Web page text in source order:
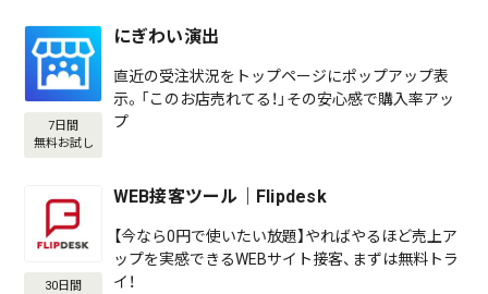
7日間
無料お試し
にぎわい演出
直近の受注状況をトップページにポップアップ表
示。「このお店売れてる！」その安心感で購入率アッ
プ
30日間
WEB接客ツール｜Flipdesk
【今なら0円で使いたい放題】やればやるほど売上ア
ップを実感できるWEBサイト接客、まずは無料トラ
イ！